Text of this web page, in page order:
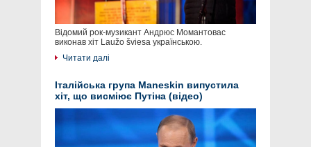
Відомий рок-музикант Андрюс Момантовас
виконав хіт Laužo šviesa українською.
Читати далі
Італійська група Maneskin випустила
хіт, що висміює Путіна (відео)